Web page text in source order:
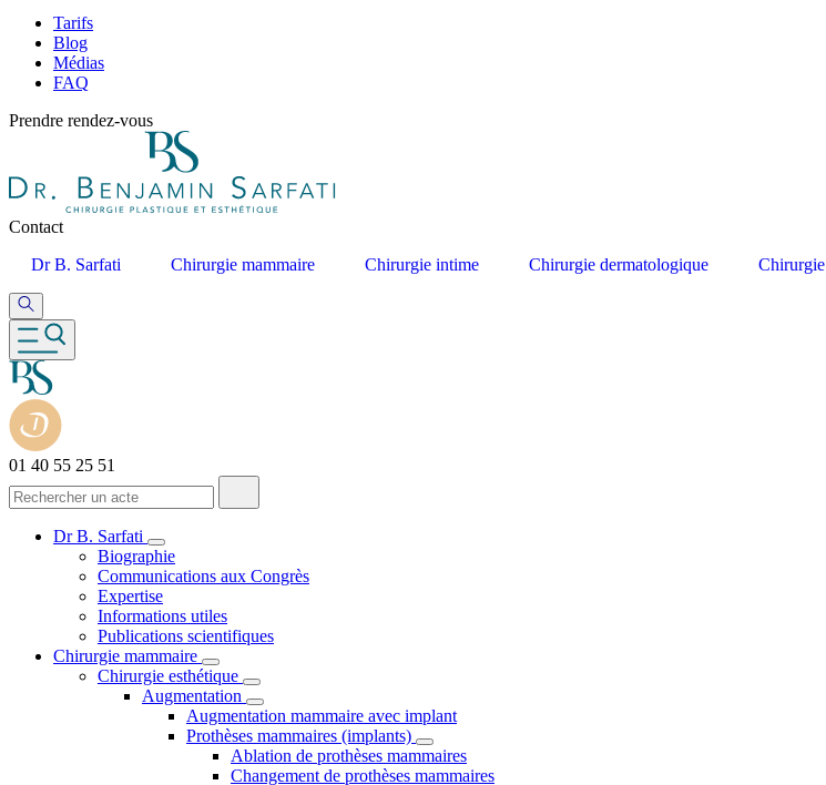
Tarifs
Blog
Médias
FAQ
Prendre rendez-vous
Contact
Dr B. Sarfati
Chirurgie mammaire Chirurgie intime Chirurgie dermatologique
01 40 55 25 51
Dr B. Sarfati
Biographie
Communications aux Congrès
Expertise
Informations utiles
Publications scientifiques
Chirurgie mammaire
Chirurgie esthétique
Augmentation
Augmentation mammaire avec implant
Prothèses mammaires (implants)
Ablation de prothèses mammaires
Changement de prothèses mammaires